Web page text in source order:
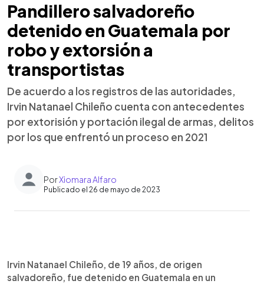
Pandillero salvadoreño
detenido en Guatemala por
robo y extorsión a
transportistas
De acuerdo a los registros de las autoridades,
Irvin Natanael Chileño cuenta con antecedentes
por extorisión y portación ilegal de armas, delitos
por los que enfrentó un proceso en 2021
PorXiomara Alfaro
Publicado el 26 de mayo de 2023
► Escuchar artículo
Irvin Natanael Chileño, de 19 años, de origen
salvadoreño, fue detenido en Guatemala en un